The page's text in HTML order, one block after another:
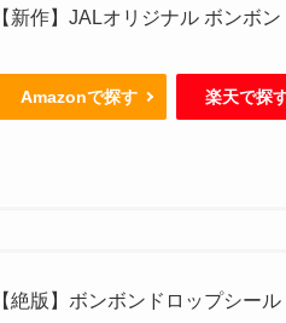
【新作】JALオリジナル ボンボ
Amazonで探す 楽天で探
【絶版】ボンボンドロップシ